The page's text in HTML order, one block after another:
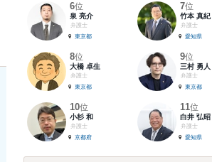
6位
泉 亮介
弁護士
東京都
7位
竹本 真紀
弁護士
愛知県
8位
大橋 卓生
弁護士
東京都
9位
三村 勇人
弁護士
東京都
10位
小杉 和
弁護士
京都府
11位
白井 弘昭
弁護士
愛知県